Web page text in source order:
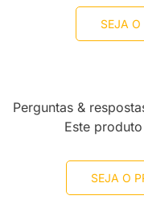
SEJA O
Perguntas &
Este
SEJA O